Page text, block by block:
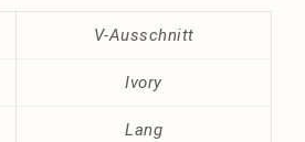
V-Ausschnitt
Ivory
Lang